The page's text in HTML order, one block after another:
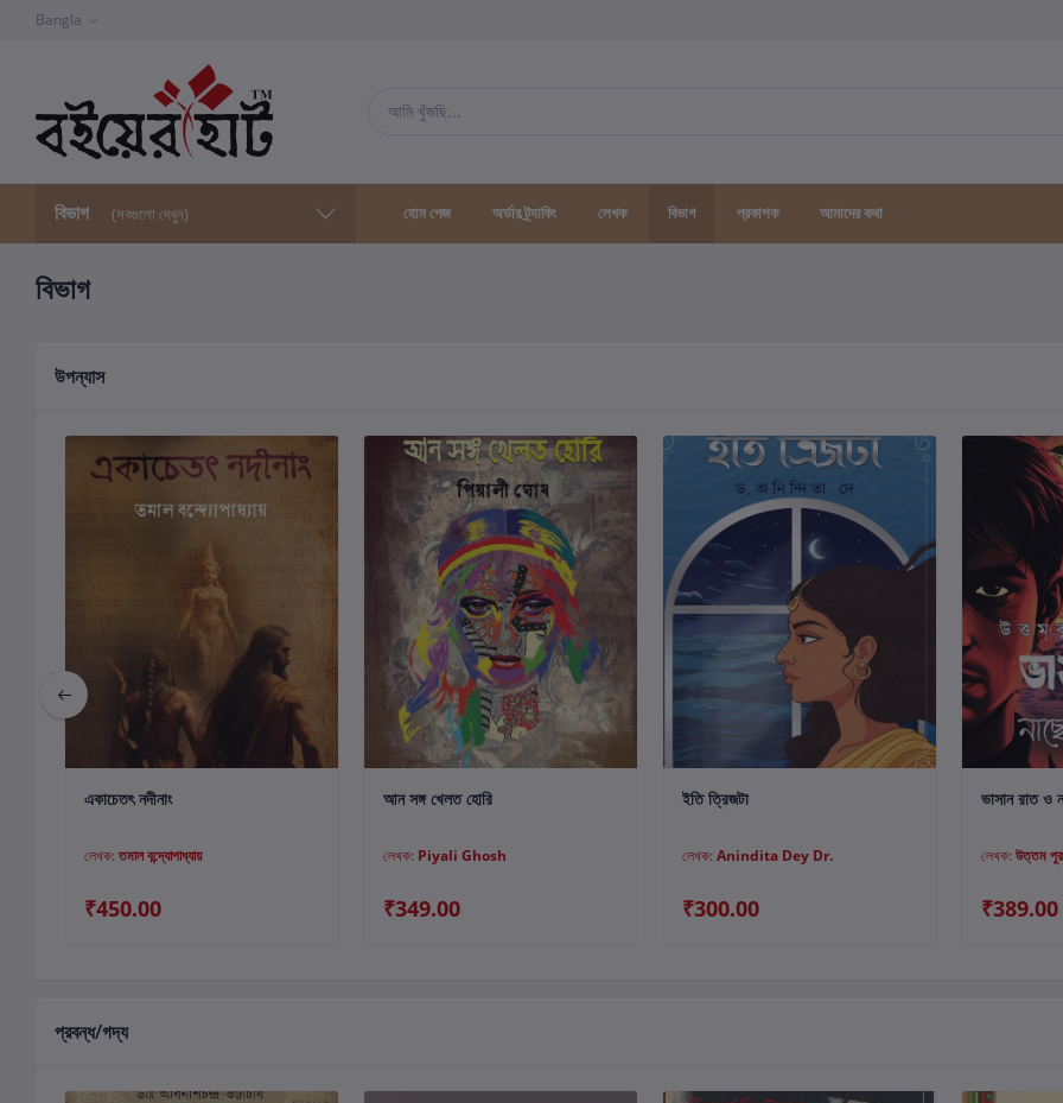
Bangla
বিভাগ (সবগুলো দেখুন) হোম পেজ অর্ডার ট্র্যাকিং লেখক বিভাগ প্রকাশক আমাদের কথা
বিভাগ
উপন্যাস
কার্টে যোগ করুন
একাচেতৎ নদীনাং
লেখক:তমাল বন্দ্যোপাধ্যায়
₹450.00
কার্টে যোগ করুন
আন সঙ্গ খেলত হোরি
লেখক: Piyali Ghosh
₹349.00
ইতি ত্রিজটা
লেখক: Anindita Dey Dr.
₹300.00
ভাসান রাত ও
লেখক: উত্তম
₹389.00
প্রবন্ধ/গদ্য